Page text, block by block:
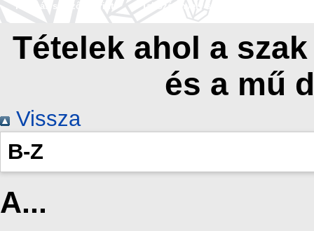
Tallózás szerző szerint
Tallózás nyelv szerint
Tételek ahol a
és a mű
Vissza
B-Z
A...